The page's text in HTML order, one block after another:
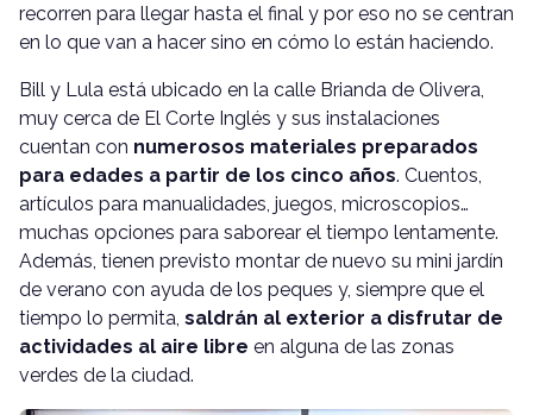
recorren para llegar hasta el final y por eso no se centran
en lo que van a hacer sino en cómo lo están haciendo.
Bill y Lula está ubicado en la calle Brianda de Olivera,
muy cerca de El Corte Inglés y sus instalaciones
cuentan con numerosos materiales preparados
para edades a partir de los cinco años. Cuentos,
artículos para manualidades, juegos, microscopios…
muchas opciones para saborear el tiempo lentamente.
Además, tienen previsto montar de nuevo su mini jardín
de verano con ayuda de los peques y, siempre que el
tiempo lo permita, saldrán al exterior a disfrutar de
actividades al aire libre en alguna de las zonas
verdes de la ciudad.